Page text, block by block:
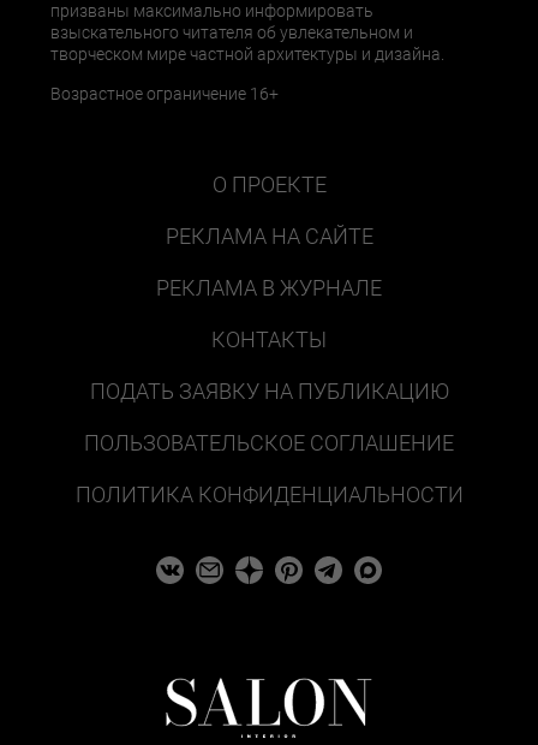
призваны максимально информировать
взыскательного читателя об увлекательном и
творческом мире частной архитектуры и дизайна.
Возрастное ограничение 16+
О ПРОЕКТЕ
РЕКЛАМА НА САЙТЕ
РЕКЛАМА В ЖУРНАЛЕ
КОНТАКТЫ
ПОДАТЬ ЗАЯВКУ НА ПУБЛИКАЦИЮ
ПОЛЬЗОВАТЕЛЬСКОЕ СОГЛАШЕНИЕ
ПОЛИТИКА КОНФИДЕНЦИАЛЬНОСТИ